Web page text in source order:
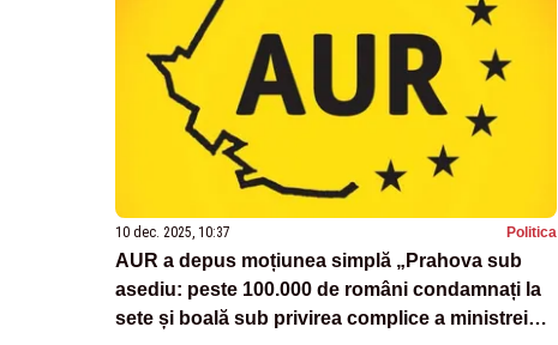
10 dec. 2025, 10:37 Politica
AUR a depus moțiunea simplă „Prahova sub
asediu: peste 100.000 de români condamnați la
sete și boală sub privirea complice a ministrei